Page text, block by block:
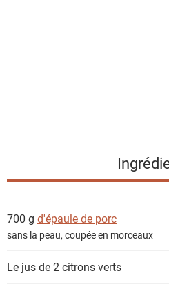
i
e
n
700 g d'épaule de porc
sans la peau, coupée en morceaux
Le jus de 2 citrons verts